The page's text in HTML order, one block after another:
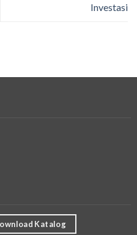
Investasi
Katalog